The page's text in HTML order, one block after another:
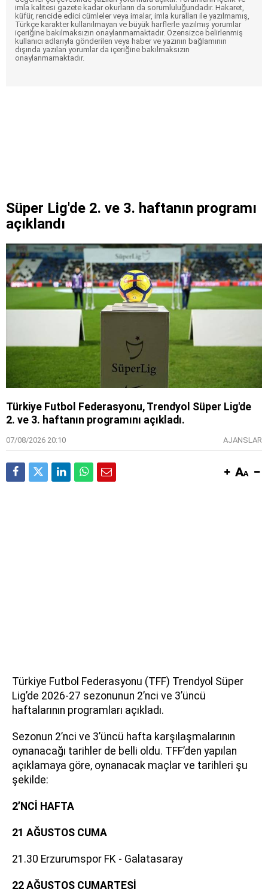
imla kalitesi gazete kadar okurların da sorumluluğundadır. Hakaret,
küfür, rencide edici cümleler veya imalar, imla kuralları ile yazılmamış,
Türkçe karakter kullanılmayan ve büyük harflerle yazılmış yorumlar
içeriğine bakılmaksızın onaylanmamaktadır. Özensizce belirlenmiş
kullanıcı adlarıyla gönderilen veya haber ve yazının bağlamının
dışında yazılan yorumlar da içeriğine bakılmaksızın
onaylanmamaktadır.
Süper Lig'de 2. ve 3. haftanın programı
açıklandı
Türkiye Futbol Federasyonu, Trendyol Süper Lig'de
2. ve 3. haftanın programını açıkladı.
07/08/2026 20:10 AJANSLAR
Türkiye Futbol Federasyonu (TFF) Trendyol Süper
Lig’de 2026-27 sezonunun 2’nci ve 3’üncü
haftalarının programları açıkladı.
Sezonun 2’nci ve 3’üncü hafta karşılaşmalarının
oynanacağı tarihler de belli oldu. TFF’den yapılan
açıklamaya göre, oynanacak maçlar ve tarihleri şu
şekilde:
2’NCİ HAFTA
21 AĞUSTOS CUMA
21.30 Erzurumspor FK - Galatasaray
22 AĞUSTOS CUMARTESİ